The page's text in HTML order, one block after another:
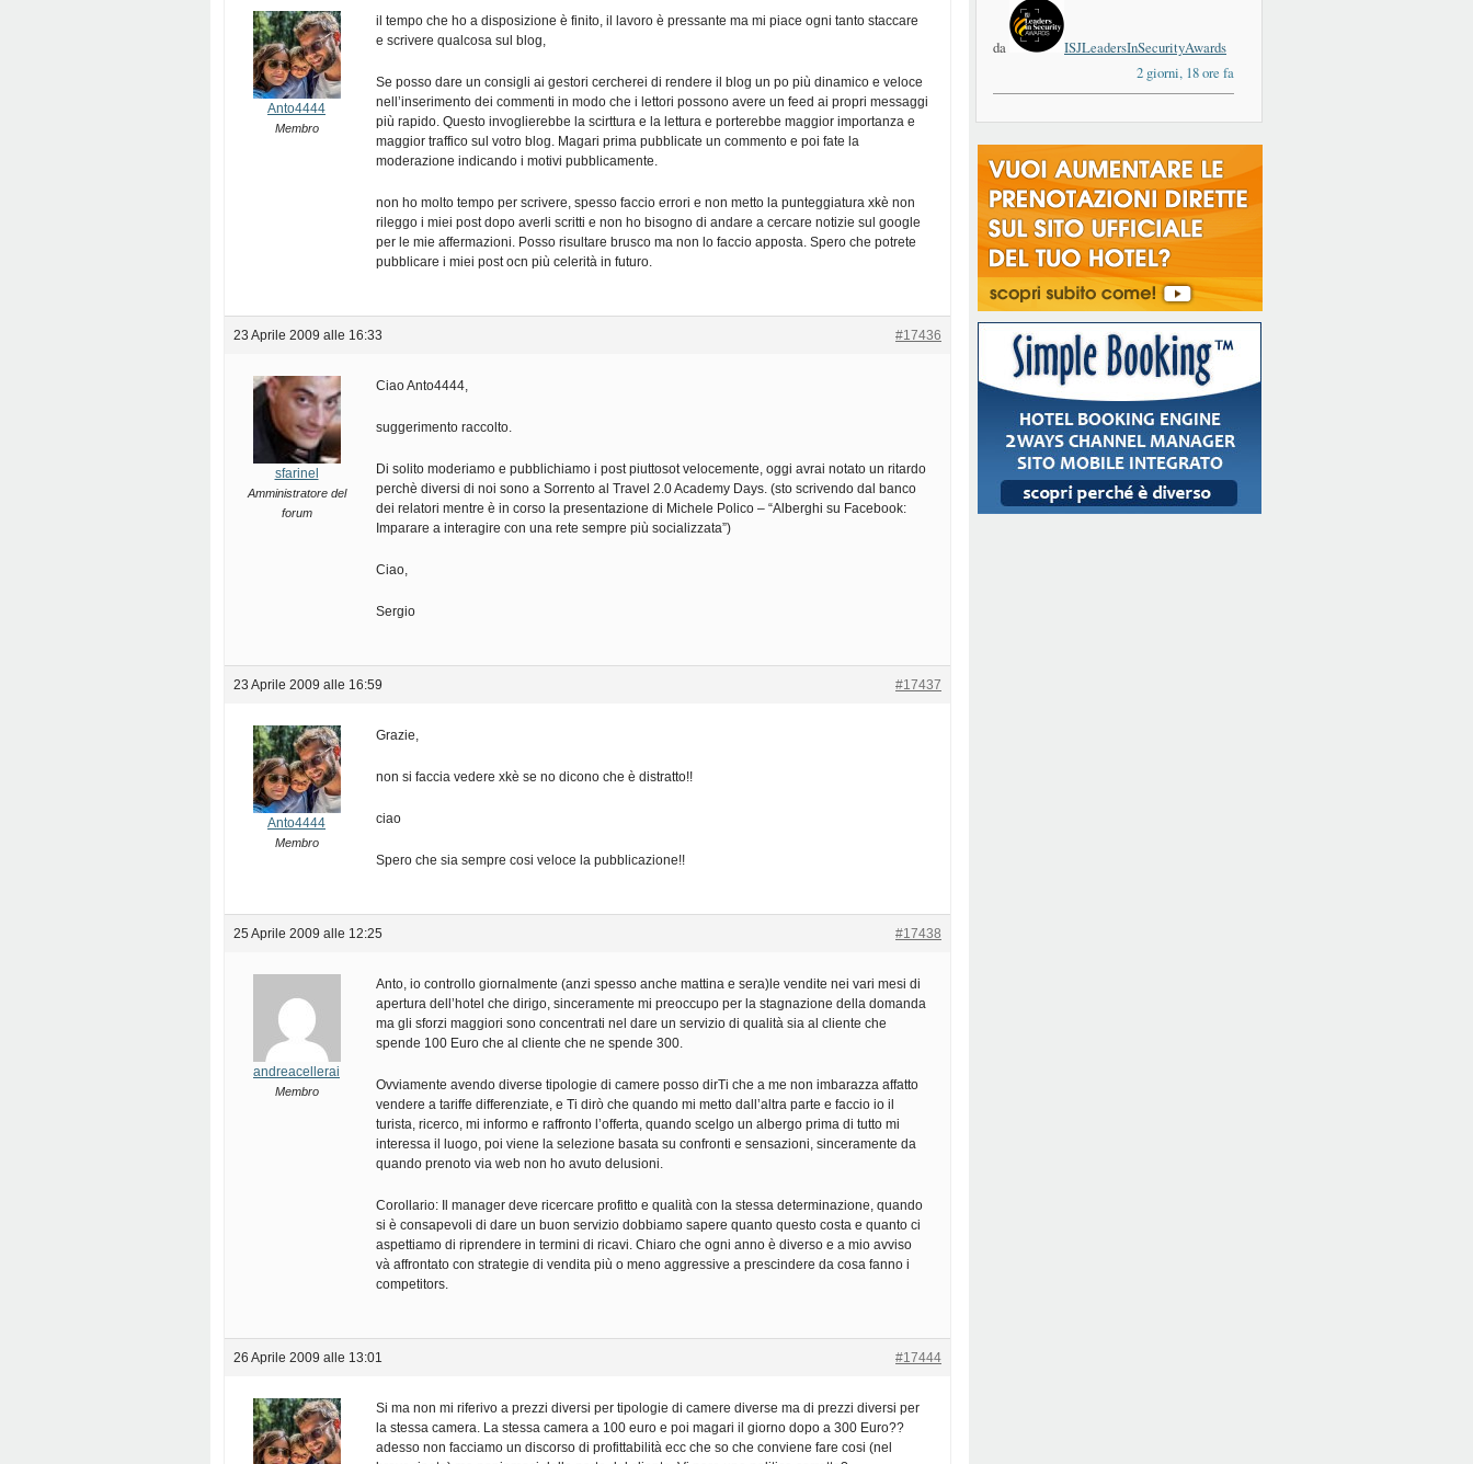
Anto4444
Membro
il tempo che ho a disposizione è finito, il lavoro è pressante ma mi piace ogni tanto staccare
e scrivere qualcosa sul blog,
Se posso dare un consigli ai gestori cercherei di rendere il blog un po più dinamico e veloce
nell’inserimento dei commenti in modo che i lettori possono avere un feed ai propri messaggi
più rapido. Questo invoglierebbe la scirttura e la lettura e porterebbe maggior importanza e
maggior traffico sul votro blog. Magari prima pubblicate un commento e poi fate la
moderazione indicando i motivi pubblicamente.
non ho molto tempo per scrivere, spesso faccio errori e non metto la punteggiatura xkè non
rileggo i miei post dopo averli scritti e non ho bisogno di andare a cercare notizie sul google
per le mie affermazioni. Posso risultare brusco ma non lo faccio apposta. Spero che potrete
pubblicare i miei post ocn più celerità in futuro.
23 Aprile 2009 alle 16:33 #17436
sfarinel
Amministratore del
forum
Ciao Anto4444,
suggerimento raccolto.
Di solito moderiamo e pubblichiamo i post piuttosot velocemente, oggi avrai notato un ritardo
perchè diversi di noi sono a Sorrento al Travel 2.0 Academy Days. (sto scrivendo dal banco
dei relatori mentre è in corso la presentazione di Michele Polico – “Alberghi su Facebook:
Imparare a interagire con una rete sempre più socializzata”)
Ciao,
Sergio
23 Aprile 2009 alle 16:59 #17437
Anto4444
Membro
Grazie,
non si faccia vedere xkè se no dicono che è distratto!!
ciao
Spero che sia sempre cosi veloce la pubblicazione!!
25 Aprile 2009 alle 12:25 #17438
andreacellerai
Membro
Anto, io controllo giornalmente (anzi spesso anche mattina e sera)le vendite nei vari mesi di
apertura dell’hotel che dirigo, sinceramente mi preoccupo per la stagnazione della domanda
ma gli sforzi maggiori sono concentrati nel dare un servizio di qualità sia al cliente che
spende 100 Euro che al cliente che ne spende 300.
Ovviamente avendo diverse tipologie di camere posso dirTi che a me non imbarazza affatto
vendere a tariffe differenziate, e Ti dirò che quando mi metto dall’altra parte e faccio io il
turista, ricerco, mi informo e raffronto l’offerta, quando scelgo un albergo prima di tutto mi
interessa il luogo, poi viene la selezione basata su confronti e sensazioni, sinceramente da
quando prenoto via web non ho avuto delusioni.
Corollario: Il manager deve ricercare profitto e qualità con la stessa determinazione, quando
si è consapevoli di dare un buon servizio dobbiamo sapere quanto questo costa e quanto ci
aspettiamo di riprendere in termini di ricavi. Chiaro che ogni anno è diverso e a mio avviso
và affrontato con strategie di vendita più o meno aggressive a prescindere da cosa fanno i
competitors.
26 Aprile 2009 alle 13:01 #17444
Si ma non mi riferivo a prezzi diversi per tipologie di camere diverse ma di prezzi diversi per
la stessa camera. La stessa camera a 100 euro e poi magari il giorno dopo a 300 Euro??
adesso non facciamo un discorso di profittabilità ecc che so che conviene fare cosi (nel
da
ISJLeadersInSecurityAwards
2 giorni, 18 ore fa